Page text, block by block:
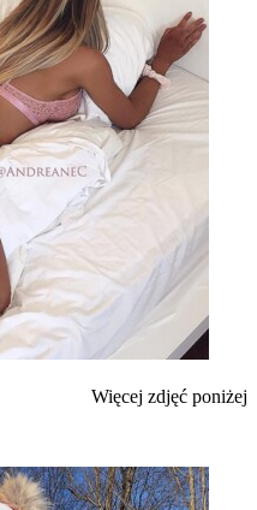
Więcej zdjęć poniżej